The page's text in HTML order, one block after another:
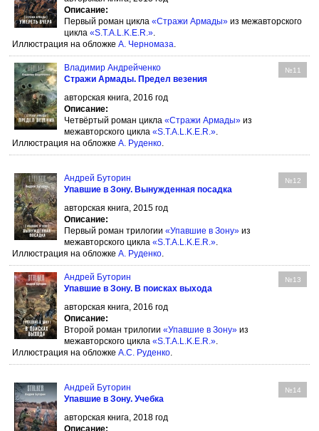
Описание:
Первый роман цикла «Стражи Армады» из межавторского
цикла «S.T.A.L.K.E.R.».
Иллюстрация на обложке А. Черномаза.
Владимир Андрейченко №11
Стражи Армады. Предел везения
авторская книга, 2016 год
Описание:
Четвёртый роман цикла «Стражи Армады» из
межавторского цикла «S.T.A.L.K.E.R.».
Иллюстрация на обложке А. Руденко.
Андрей Буторин №12
Упавшие в Зону. Вынужденная посадка
авторская книга, 2015 год
Описание:
Первый роман трилогии «Упавшие в Зону» из
межавторского цикла «S.T.A.L.K.E.R.».
Иллюстрация на обложке А. Руденко.
Андрей Буторин №13
Упавшие в Зону. В поисках выхода
авторская книга, 2016 год
Описание:
Второй роман трилогии «Упавшие в Зону» из
межавторского цикла «S.T.A.L.K.E.R.».
Иллюстрация на обложке А.С. Руденко.
Андрей Буторин №14
Упавшие в Зону. Учебка
авторская книга, 2018 год
Описание: